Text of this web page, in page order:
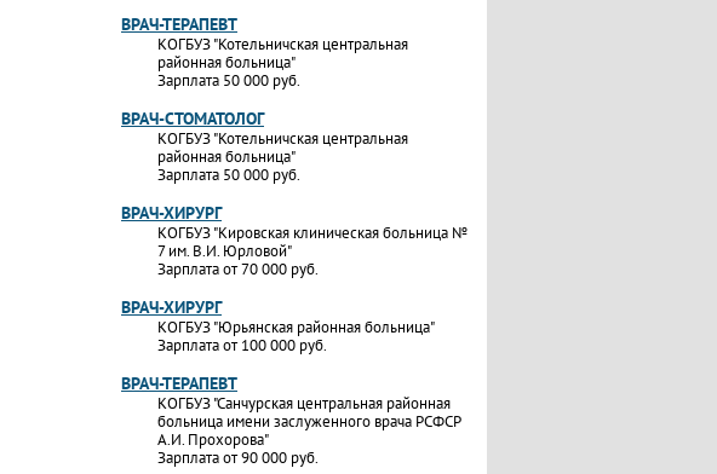
ВРАЧ-ТЕРАПЕВТ
КОГБУЗ "Котельничская центральная
районная больница"
Зарплата 50 000 руб.
ВРАЧ-СТОМАТОЛОГ
КОГБУЗ "Котельничская центральная
районная больница"
Зарплата 50 000 руб.
ВРАЧ-ХИРУРГ
КОГБУЗ "Кировская клиническая больница №
7 им. В.И. Юрловой"
Зарплата от 70 000 руб.
ВРАЧ-ХИРУРГ
КОГБУЗ "Юрьянская районная больница"
Зарплата от 100 000 руб.
ВРАЧ-ТЕРАПЕВТ
КОГБУЗ "Санчурская центральная районная
больница имени заслуженного врача РСФСР
А.И. Прохорова"
Зарплата от 90 000 руб.